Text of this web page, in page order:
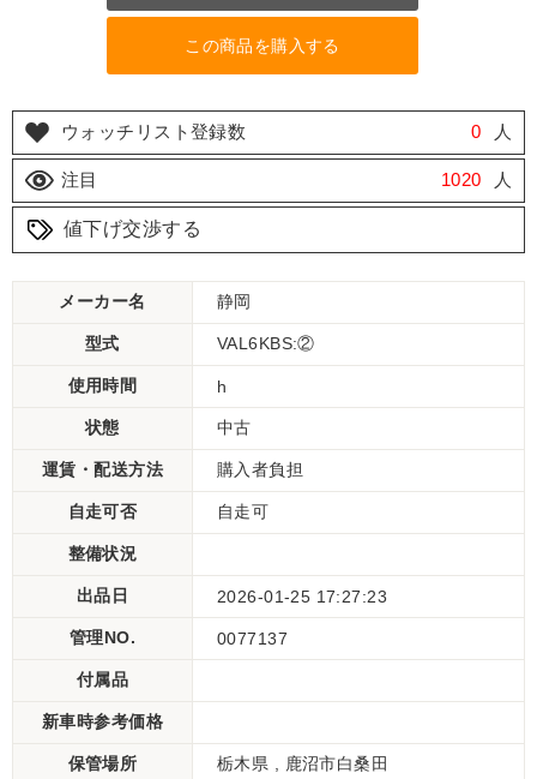
この商品を購入する
ウォッチリスト登録数 0 人
注目 1020 人
値下げ交渉する
メーカー名 静岡
型式 VAL6KBS:②
使用時間 h
状態 中古
運賃・配送方法 購入者負担
自走可否 自走可
整備状況
出品日 2026-01-25 17:27:23
管理NO. 0077137
付属品
新車時参考価格
保管場所 栃木県 , 鹿沼市白桑田